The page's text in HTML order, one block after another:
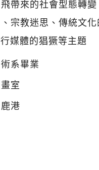
帶來的社會型態轉
宗教迷思、傳統文
媒體的猖獗等主題
系畢業
室
港